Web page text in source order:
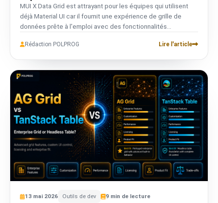
MUI X Data Grid est attrayant pour les équipes qui utilisent
déjà Material UI car il fournit une expérience de grille de
données prête à l'emploi avec des fonctionnalités
tableau headless qui donne aux équipes un contrôle total sur
une grille d'entreprise packagée ou une fondation de tableau
flexible que vous pouvez façonner autour de votre produit.
Rédaction POLPROG Lire l'article
13 mai 2026 Outils de dev 9 min de lecture